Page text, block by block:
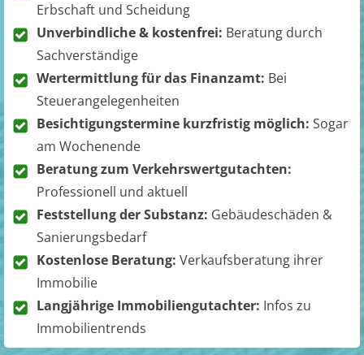
Erbschaft und Scheidung
Unverbindliche & kostenfrei: Beratung durch
Sachverständige
Wertermittlung für das Finanzamt: Bei
Steuerangelegenheiten
Besichtigungstermine kurzfristig möglich: Sogar
am Wochenende
Beratung zum Verkehrswertgutachten:
Professionell und aktuell
Feststellung der Substanz: Gebäudeschäden &
Sanierungsbedarf
Kostenlose Beratung: Verkaufsberatung ihrer
Immobilie
Langjährige Immobiliengutachter: Infos zu
Immobilientrends